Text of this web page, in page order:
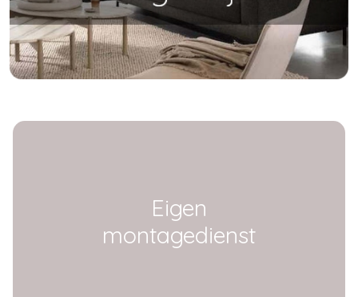
Eigen
montagedienst